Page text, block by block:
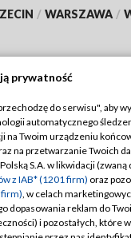
/ WARSZAWA /
TVP
TVP
Cyfrowa
Regulamin TVP
Polityka
Moje zgody
Pomoc
prywatność
do serwisu", aby
automatycznego
na Twoim urządzeniu
na przetwarzanie Twoich
S.A. w likwidacji (zwaną
z IAB* (1201 firm) oraz
firm), w celach
dopasowania reklam do
i pozostałych, które